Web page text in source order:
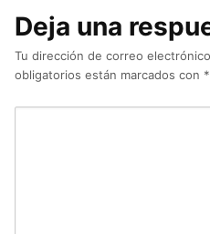
Deja una
Tu dirección de correo
obligatorios están marcados con *